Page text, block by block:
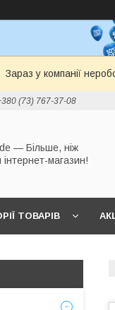
Зараз у компанії
(73) 767-37-08
— Більше, ніж
магазин!
ТОВАРІВ